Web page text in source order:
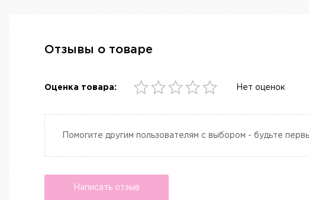
Отзывы о товаре
Оценка товара: Нет оценок
Помогите другим пользователям с выбором - будьте
Написать отзыв